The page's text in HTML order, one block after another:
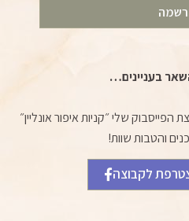
בעניינים…
שלי ״קניות איפור אונליין״
והטבות שוות!
לקבוצה